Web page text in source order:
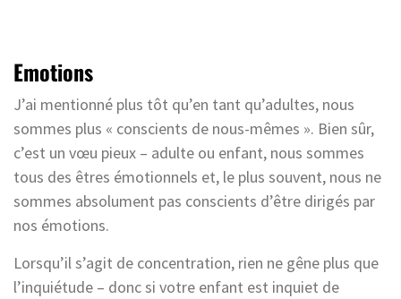
Emotions
J’ai mentionné plus tôt qu’en tant qu’adultes, nous
sommes plus « conscients de nous-mêmes ». Bien sûr,
c’est un vœu pieux – adulte ou enfant, nous sommes
tous des êtres émotionnels et, le plus souvent, nous ne
sommes absolument pas conscients d’être dirigés par
nos émotions.
Lorsqu’il s’agit de concentration, rien ne gêne plus que
l’inquiétude – donc si votre enfant est inquiet de